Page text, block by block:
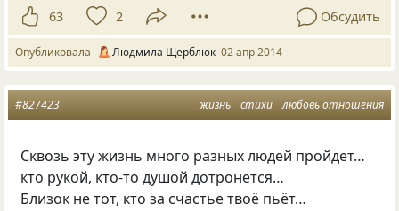
63 2 Обсудить
Опубликовала Людмила Щерблюк 02 апр 2014
жизнь стихи любовь отношения
#827423
Сквозь эту жизнь много разных людей пройдет…
кто рукой, кто-то душой дотронется…
Близок не тот, кто за счастье твоё пьёт…